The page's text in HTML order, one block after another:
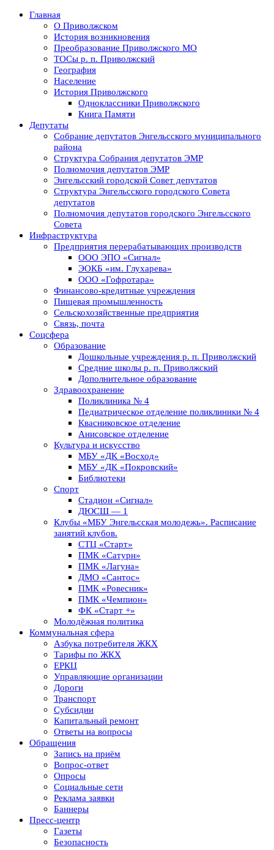
Главная
О Приволжском
История возникновения
Преобразование Приволжского МО
ТОСы р. п. Приволжский
География
Население
История Приволжского
Одноклассники Приволжского
Книга Памяти
Депутаты
Собрание депутатов Энгельсского муниципального
района
Структура Собрания депутатов ЭМР
Полномочия депутатов ЭМР
Энгельсский городской Совет депутатов
Структура Энгельсского городского Совета
депутатов
Полномочия депутатов городского Энгельсского
Совета
Инфраструктура
Предприятия перерабатывающих производств
ООО ЭПО «Сигнал»
ЭОКБ «им. Глухарева»
ООО «Гофротара»
Финансово-кредитные учреждения
Пищевая промышленность
Сельскохозяйственные предприятия
Связь, почта
Соцсфера
Образование
Дошкольные учреждения р. п. Приволжский
Средние школы р. п. Приволжский
Дополнительное образование
Здравоохранение
Поликлиника № 4
Педиатрическое отделение поликлиники № 4
Квасниковское отделение
Анисовское отделение
Культура и искусство
МБУ «ДК «Восход»
МБУ «ДК «Покровский»
Библиотеки
Спорт
Стадион «Сигнал»
ДЮСШ — 1
Клубы «МБУ Энгельсская молодежь». Расписание
занятий клубов.
СТЦ «Старт»
ПМК «Сатурн»
ПМК «Лагуна»
ДМО «Сантос»
ПМК «Ровесник»
ПМК «Чемпион»
ФК «Старт +»
Молодёжная политика
Коммунальная сфера
Азбука потребителя ЖКХ
Тарифы по ЖКХ
ЕРКЦ
Управляющие организации
Дороги
Транспорт
Субсидии
Капитальный ремонт
Ответы на вопросы
Обращения
Запись на приём
Вопрос-ответ
Опросы
Социальные сети
Реклама заявки
Баннеры
Пресс-центр
Газеты
Безопасность